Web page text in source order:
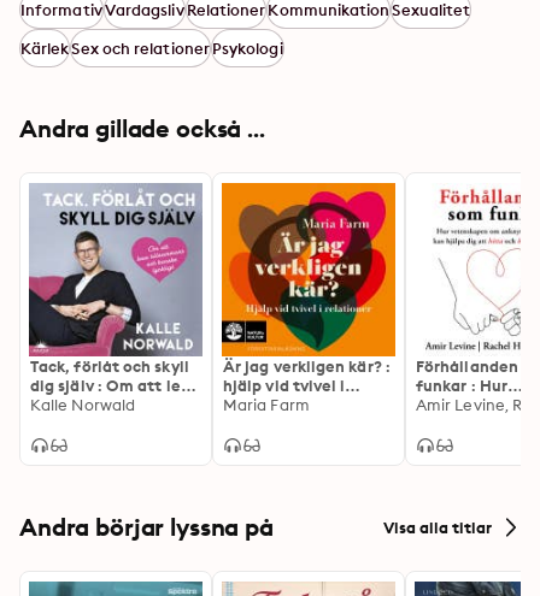
InformativVardagslivRelationerKommunikationSexualitet
KärlekSex och relationerPsykologi
Andra gillade också ...
Tack, förlåt och skyll
dig själv : Om att leva
tillsammans och
Kalle Norwald
Är jag verkligen kär? :
hjälp vid tvivel i
relationer
Maria Farm
Förhållanden
funkar : Hur
vetenskapen
kan hjälpa dig
Andra börjar lyssna på Visa alla titlar